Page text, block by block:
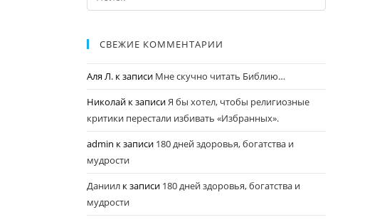
СВЕЖИЕ КОММЕНТАРИИ
Аля Л. к записи Мне скучно читать Библию…
Николай к записиЯ бы хотел, чтобы религиозные
критики перестали избивать «Избранных».
admin к записи 180 дней здоровья, богатства и
мудрости
Даниил к записи 180 дней здоровья, богатства и
мудрости